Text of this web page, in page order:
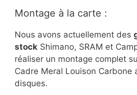
Montage à la carte :
Nous avons actuellement des
stock Shimano, SRAM et
réaliser un montage complet
Cadre Meral Louison Carbone
disques.